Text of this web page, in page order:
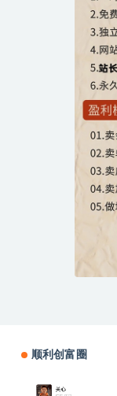
顺利创富圈